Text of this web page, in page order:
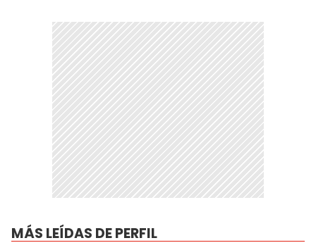
MÁS LEÍDAS DE PERFIL